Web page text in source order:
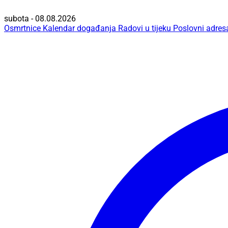
subota - 08.08.2026
Osmrtnice Kalendar događanja Radovi u tijeku Poslovni